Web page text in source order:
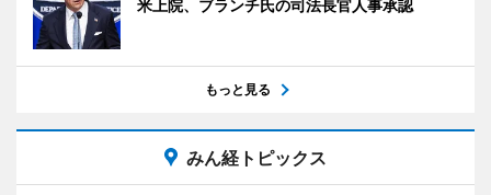
米上院、ブランチ氏の司法長官人事承認
もっと見る
みん経トピックス